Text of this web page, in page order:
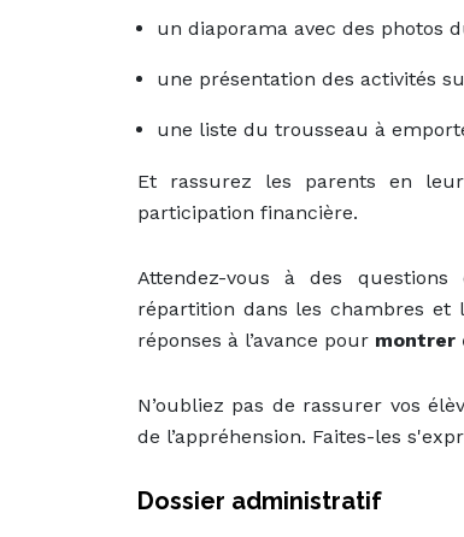
un diaporama avec des photos
une présentation des activités
une liste du trousseau à
Et rassurez les parents en
participation financière.
Attendez-vous à des
répartition dans les chambres et
réponses à l’avance pour montrer
N’oubliez pas de rassurer vos
de l’appréhension. Faites-les
Dossier administratif